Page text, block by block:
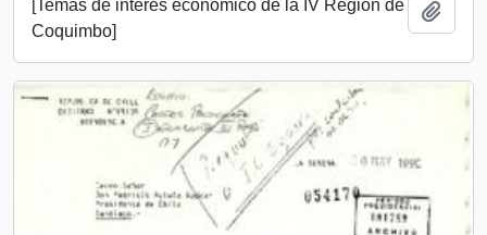
[Temas de interés económico de la IV Región de
Coquimbo]